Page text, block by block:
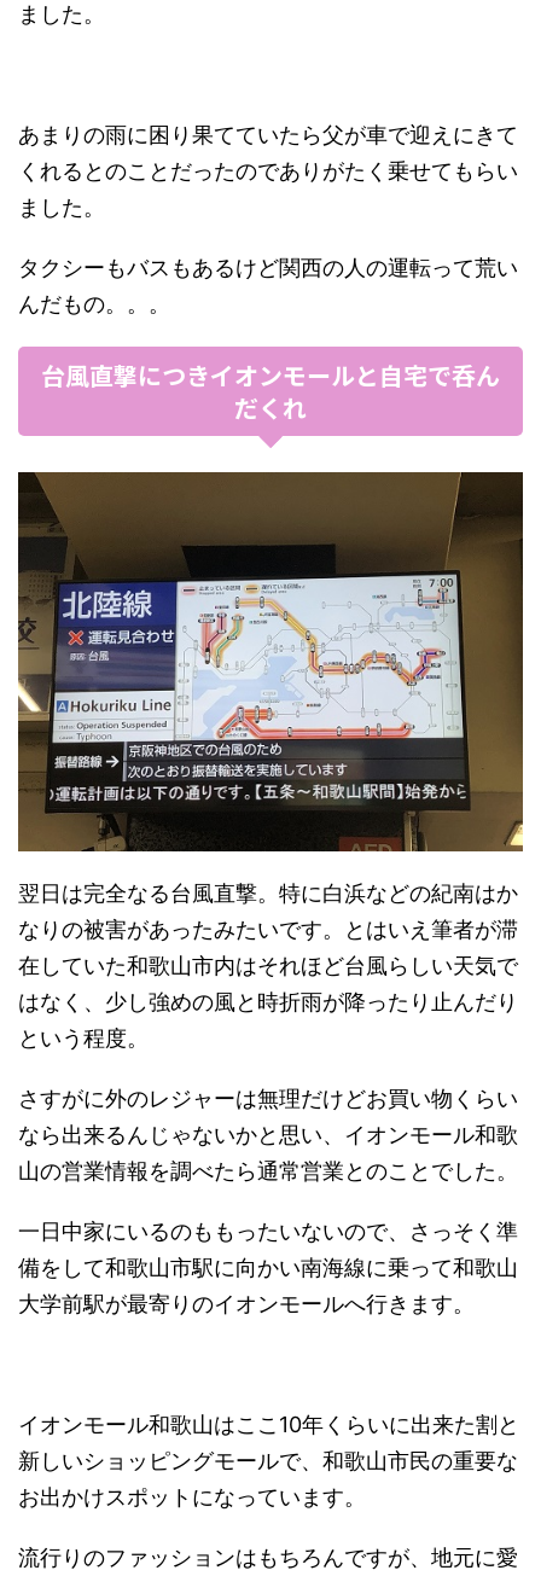
ました。
あまりの雨に困り果てていたら父が車で迎えにきて
くれるとのことだったのでありがたく乗せてもらい
ました。
タクシーもバスもあるけど関西の人の運転って荒い
んだもの。。。
台風直撃につきイオンモールと自宅で呑ん
だくれ
翌日は完全なる台風直撃。特に白浜などの紀南はか
なりの被害があったみたいです。とはいえ筆者が滞
在していた和歌山市内はそれほど台風らしい天気で
はなく、少し強めの風と時折雨が降ったり止んだり
という程度。
さすがに外のレジャーは無理だけどお買い物くらい
なら出来るんじゃないかと思い、イオンモール和歌
山の営業情報を調べたら通常営業とのことでした。
一日中家にいるのももったいないので、さっそく準
備をして和歌山市駅に向かい南海線に乗って和歌山
大学前駅が最寄りのイオンモールへ行きます。
イオンモール和歌山はここ10年くらいに出来た割と
新しいショッピングモールで、和歌山市民の重要な
お出かけスポットになっています。
流行りのファッションはもちろんですが、地元に愛